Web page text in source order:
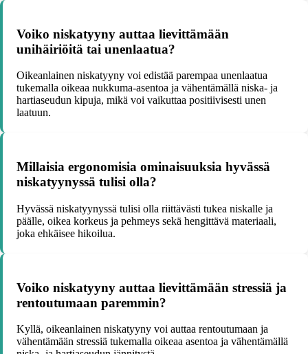
Voiko niskatyyny auttaa lievittämään
unihäiriöitä tai unenlaatua?
Oikeanlainen niskatyyny voi edistää parempaa unenlaatua
tukemalla oikeaa nukkuma-asentoa ja vähentämällä niska- ja
hartiaseudun kipuja, mikä voi vaikuttaa positiivisesti unen
laatuun.
Millaisia ergonomisia ominaisuuksia hyvässä
niskatyynyssä tulisi olla?
Hyvässä niskatyynyssä tulisi olla riittävästi tukea niskalle ja
päälle, oikea korkeus ja pehmeys sekä hengittävä materiaali,
joka ehkäisee hikoilua.
Voiko niskatyyny auttaa lievittämään stressiä ja
rentoutumaan paremmin?
Kyllä, oikeanlainen niskatyyny voi auttaa rentoutumaan ja
vähentämään stressiä tukemalla oikeaa asentoa ja vähentämällä